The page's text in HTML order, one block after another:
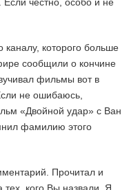
которого больше
сообщили о кончине
фильмы вот в
не ошибаюсь,
«Двойной удар» с Ван
фамилию этого
Прочитал и